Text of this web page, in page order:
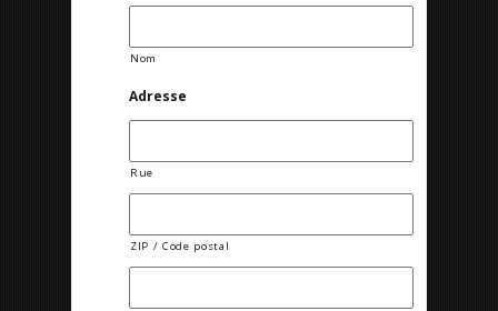
Nom
Adresse
Rue
ZIP / Code postal